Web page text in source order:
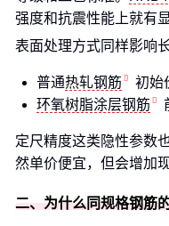
强度和抗震性能上就有
表面处理方式同样影响
普通热轧钢筋
初始
环氧树脂涂层钢筋
定尺精度这类隐性参数
然单价便宜，但会增加
二、为什么同规格钢筋